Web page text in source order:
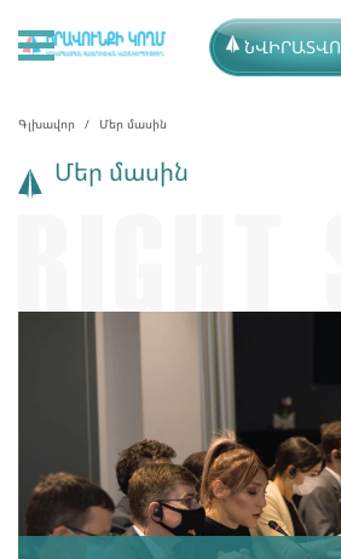
Գլխավոր Մեր մասին
Մեր մասին